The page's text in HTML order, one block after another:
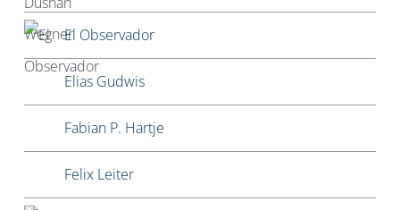
El Observador
Elias Gudwis
Fabian P. Hartje
Felix Leiter